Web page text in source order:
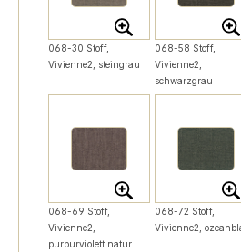
068-30 Stoff,
Vivienne2, steingrau
068-58 Stoff,
Vivienne2,
schwarzgrau
068-69 Stoff,
Vivienne2,
purpurviolett natur
068-72 Stoff,
Vivienne2,